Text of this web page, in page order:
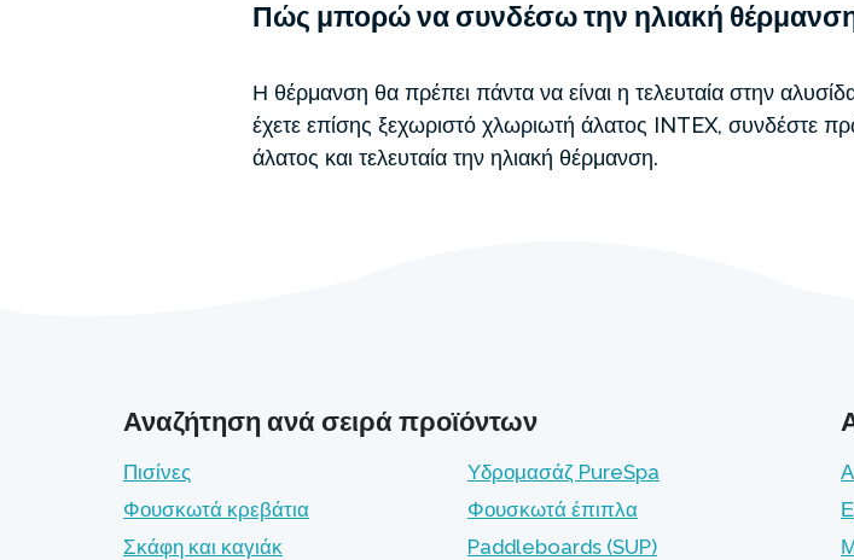
Πώς μπορώ να συνδέσω την ηλιακή
Η θέρμανση θα πρέπει πάντα να είναι η τελευταία στην
έχετε επίσης ξεχωριστό χλωριωτή άλατος INTEX, συνδέστε
άλατος και τελευταία την ηλιακή θέρμανση.
Αναζήτηση ανά σειρά προϊόντων
Πισίνες
Υδρομασάζ PureSpa
Φουσκωτά κρεβάτια
Φουσκωτά έπιπλα
Σκάφη και καγιάκ
Paddleboards (SUP)